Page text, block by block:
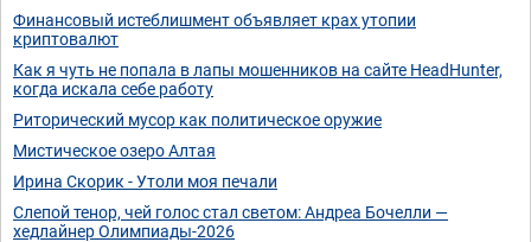
Финансовый истеблишмент объявляет крах утопии
криптовалют
Как я чуть не попала в лапы мошенников на сайте HeadHunter,
когда искала себе работу
Риторический мусор как политическое оружие
Мистическое озеро Алтая
Ирина Скорик - Утоли моя печали
Слепой тенор, чей голос стал светом: Андреа Бочелли —
хедлайнер Олимпиады-2026